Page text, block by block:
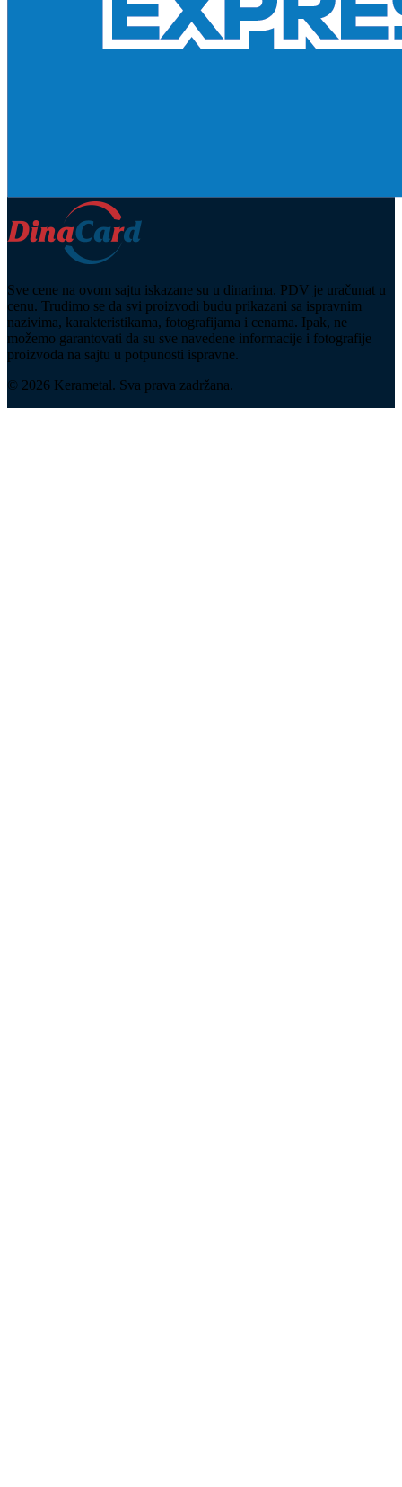
Sve cene na ovom sajtu iskazane su u dinarima. PDV je uračunat u
cenu. Trudimo se da svi proizvodi budu prikazani sa ispravnim
nazivima, karakteristikama, fotografijama i cenama. Ipak, ne
možemo garantovati da su sve navedene informacije i fotografije
proizvoda na sajtu u potpunosti ispravne.
© 2026 Kerametal. Sva prava zadržana.